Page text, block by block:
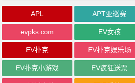
APL APT亚巡赛
evpks.com EV女孩
EV扑克 EV扑克娱乐场
EV扑克小游戏 EV疯狂送票